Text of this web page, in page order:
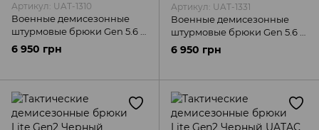
Артикул: UAT-1310
Военные демисезонные
штурмовые брюки Gen 5.6 с
наколенниками Олива
6 950 грн
Артикул: UAT-1331
Военные демисезонные
штурмовые брюки Gen 5.6 с
наколенниками Койот
6 950 грн